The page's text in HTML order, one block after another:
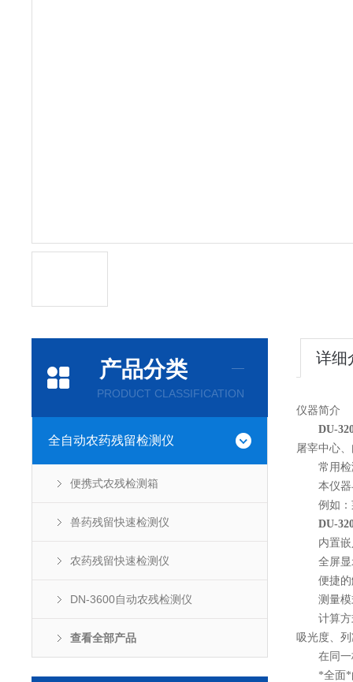
产品分类
PRODUCT CLASSIFICATION
全自动农药残留检测仪
便携式农残检测箱
兽药残留快速检测仪
农药残留快速检测仪
DN-3600自动农残检测仪
查看全部产品
详细
仪器简介
DU-
屠宰中心
常用检
本仪器与
例如：莱
DU-
内置嵌入
全屏显示
便捷的触
测量模式
计算方式
吸光度、
在同一板
*全面*的